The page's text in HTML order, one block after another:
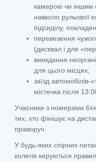
камерою чи іншим
навколо рульової
підсиділу,
перевезення
(дисквал і для
викидання
для цього місцях;
заїзд автомобілів-
містечка після
Учасники з номерами
тих, хто фінішує на
праворуч.
У будь-яких спірних
колегія керуються